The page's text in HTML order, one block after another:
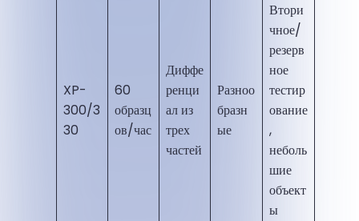
XP-
300/3
30
60
образц
ов/час
Диффе
ренци
ал из
трех
частей
Разноо
бразн
ые
Втори
чное/
резерв
ное
тестир
ование
,
неболь
шие
объект
ы